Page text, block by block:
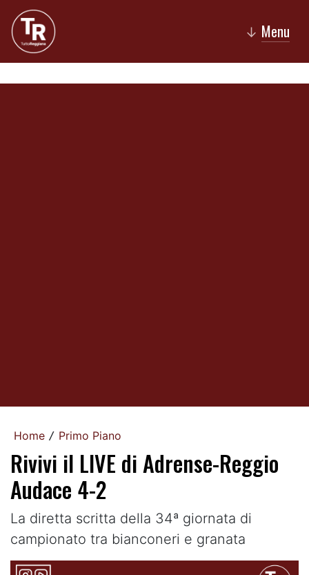
↓ Menu
Home / Primo Piano
Rivivi il LIVE di Adrense-Reggio
Audace 4-2
La diretta scritta della 34ª giornata di
campionato tra bianconeri e granata